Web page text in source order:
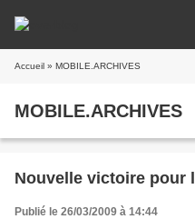
Accueil » MOBILE.ARCHIVES
MOBILE.ARCHIVES
Nouvelle victoire pour
Publié le 26/03/2009 à 14:44